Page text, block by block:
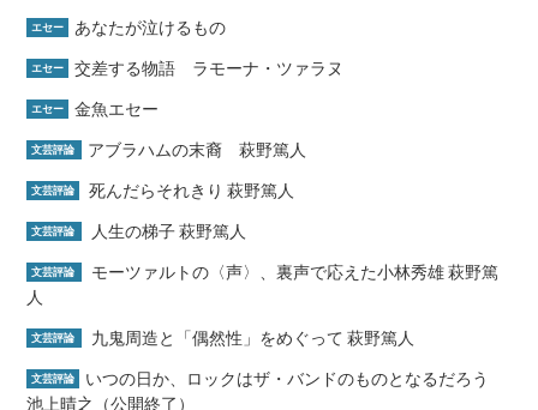
エセー あなたが泣けるもの
エセー 交差する物語 ラモーナ・ツァラヌ
エセー 金魚エセー
文芸評論 アブラハムの末裔 萩野篤人
文芸評論 死んだらそれきり 萩野篤人
文芸評論 人生の梯子 萩野篤人
文芸評論
モーツァルトの〈声〉、裏声で応えた小林秀雄 萩野篤
人
文芸評論 九鬼周造と「偶然性」をめぐって 萩野篤人
文芸評論
いつの日か、ロックはザ・バンドのものとなるだろう
池上晴之（公開終了）